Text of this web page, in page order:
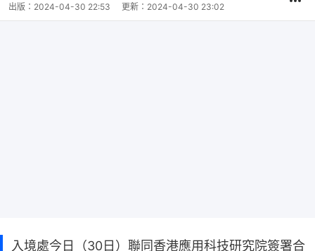
出版： 2024-04-30 22:53 更新： 2024-04-30 23:02
入境處今日（30日）聯同香港應用科技研究院簽署合